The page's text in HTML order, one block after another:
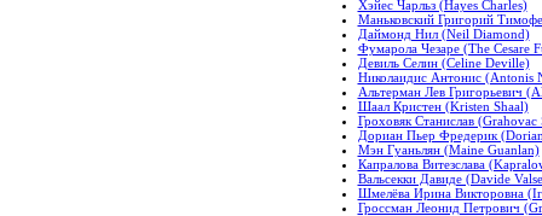
Хэйес Чарльз (Hayes Charles)
Маньковский Григорий
Даймонд Нил (Neil Diamond)
Фумарола Чезаре (The Cesare
Девиль Селин (Celine Deville)
Николаидис Антонис (Antonis
Альтерман Лев Григорьевич
Шаал Кристен (Kristen Shaal)
Гроховяк Станислав (Grahovac
Дориан Пьер Фредерик
Мэн Гуаньлян (Maine Guanlan)
Капралова Витезслава
Вальсекки Давиде (Davide
Шмелёва Ирина Викторовна
Гроссман Леонид Петрович